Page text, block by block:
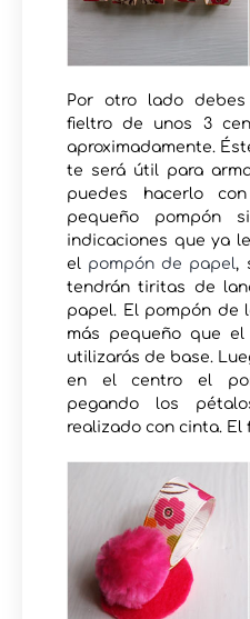
Por otro lado
fieltro de unos 3
aproximadamente.
te será útil para
puedes hacerlo
pequeño pompón
indicaciones que ya
el pompón de papel,
tendrán tiritas de
papel. El pompón de
más pequeño que
utilizarás de base.
en el centro el
pegando los
realizado con cinta. El